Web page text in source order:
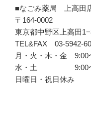
■なごみ薬局 上高田
〒164-0002
東京都中野区上高田
TEL&FAX 03-5942-
月・火・木・金 9:00
水・土 9:00〜
日曜日・祝日休み